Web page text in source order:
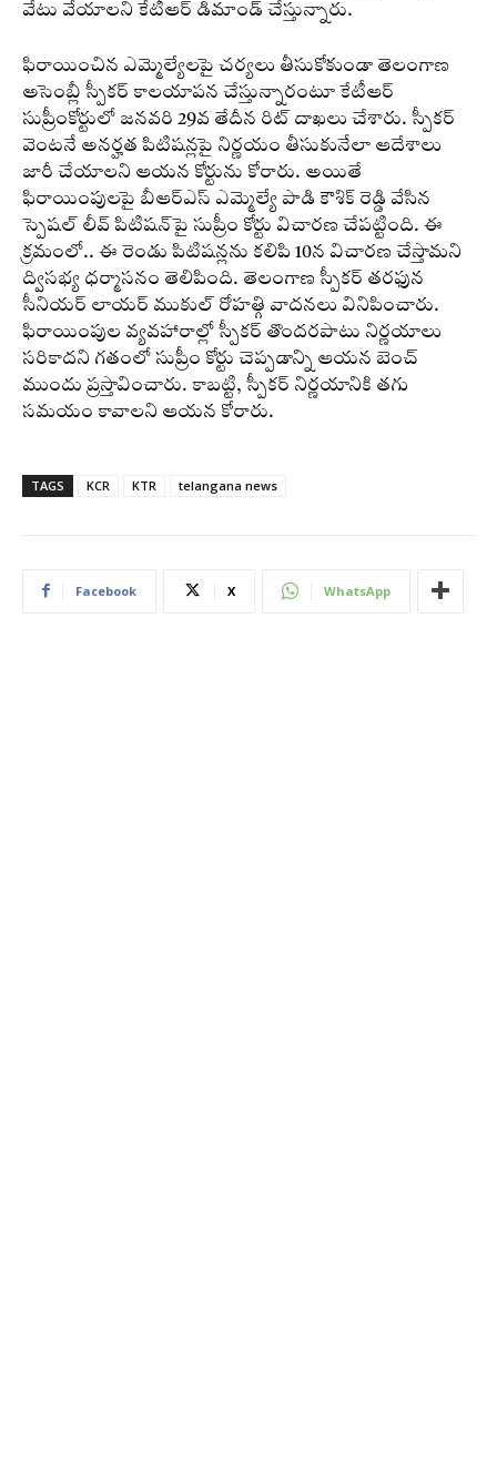
వేటు వేయాలని కేటీఆర్ డిమాండ్‌ చేస్తున్నారు.
ఫిరాయించిన ఎమ్మెల్యేలపై చర్యలు తీసుకోకుండా తెలంగాణ
అసెంబ్లీ స్పీకర్ కాలయాపన చేస్తున్నారంటూ కేటీఆర్‌
సుప్రీంకోర్టులో జనవరి 29వ తేదీన రిట్ దాఖలు చేశారు. స్పీకర్
వెంటనే అనర్హత పిటిషన్లపై నిర్ణయం తీసుకునేలా ఆదేశాలు
జారీ చేయాలని ఆయన కోర్టును కోరారు. అయితే
ఫిరాయింపులపై బీఆర్‌ఎస్‌ ఎమ్మెల్యే పాడి కౌశిక్‌ రెడ్డి వేసిన
స్పెషల్‌ లీవ్‌ పిటిషన్‌పై సుప్రీం కోర్టు విచారణ చేపట్టింది. ఈ
క్రమంలో.. ఈ రెండు పిటిషన్లను కలిపి 10న విచారణ చేస్తామని
ద్విసభ్య ధర్మాసనం తెలిపింది. తెలంగాణ స్పీకర్‌ తరఫున
సీనియర్‌ లాయర్‌ ముకుల్‌ రోహత్గి వాదనలు వినిపించారు.
ఫిరాయింపుల వ్యవహారాల్లో స్పీకర్‌ తొందరపాటు నిర్ణయాలు
సరికాదని గతంలో సుప్రీం కోర్టు చెప్పడాన్ని ఆయన బెంచ్‌
ముందు ప్రస్తావించారు. కాబట్టి, స్పీకర్‌ నిర్ణయానికి తగు
సమయం కావాలని ఆయన కోరారు.
TAGS KCR KTR telangana news
Facebook X WhatsApp